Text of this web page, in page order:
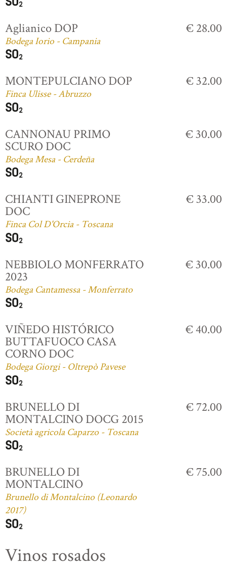
Aglianico DOP
Bodega Iorio - Campania
€ 28.00
MONTEPULCIANO DOP
Finca Ulisse - Abruzzo
€ 32.00
CANNONAU PRIMO
SCURO DOC
Bodega Mesa - Cerdeña
€ 30.00
CHIANTI GINEPRONE
DOC
Finca Col D'Orcia - Toscana
€ 33.00
NEBBIOLO MONFERRATO
2023
Bodega Cantamessa - Monferrato
€ 30.00
VIÑEDO HISTÓRICO
BUTTAFUOCO CASA
CORNO DOC
Bodega Giorgi - Oltrepò Pavese
€ 40.00
BRUNELLO DI
MONTALCINO DOCG 2015
Società agricola Caparzo - Toscana
€ 72.00
BRUNELLO DI
MONTALCINO
Brunello di Montalcino (Leonardo
2017)
€ 75.00
Vinos rosados